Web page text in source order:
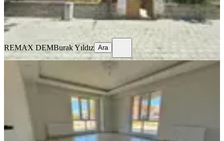
REMAX DEM Burak Yıldız
Ara
REMAX DEMBurak Yıldız Ara
🏡 Kiralık 2+1 Daire
Merkez, Kazım Karabekir Mahallesi
2+1· 90 m² Düz Giriş (Zemin)
22.000 ₺